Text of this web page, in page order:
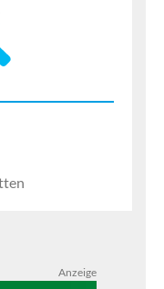
Anzeige